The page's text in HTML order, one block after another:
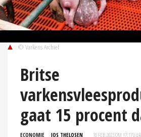
© Varkens Archief
Britse
gaat 15 procent
ECONOMIE JOS THELOSEN 10 FEB 2023 OM 17:17UUR